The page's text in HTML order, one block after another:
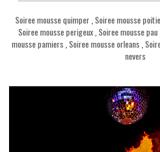
Soiree mousse quimper, Soiree mousse
Soiree mousse perigeux Soiree mousse pau
mousse pamiers Soiree mousse orleans
nevers